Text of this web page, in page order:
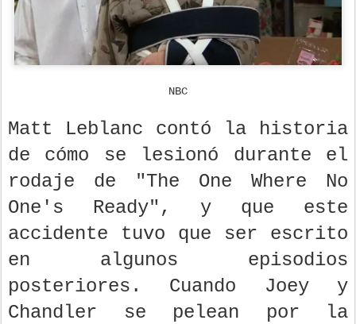
NBC
Matt Leblanc contó la historia
de cómo se lesionó durante el
rodaje de "The One Where No
One's Ready", y que este
accidente tuvo que ser escrito
en algunos episodios
posteriores. Cuando Joey y
Chandler se pelean por la